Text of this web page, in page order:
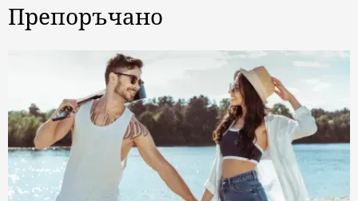
Препоръчано